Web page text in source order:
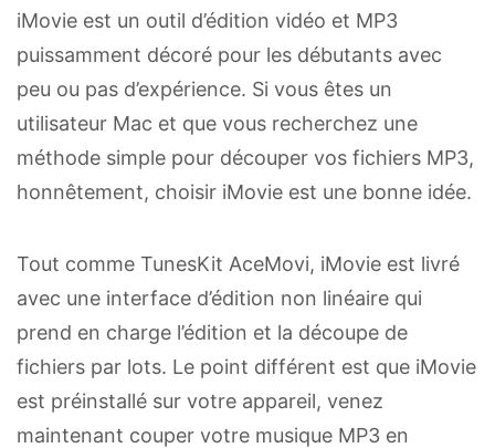
iMovie est un outil d’édition vidéo et MP3
puissamment décoré pour les débutants avec
peu ou pas d’expérience. Si vous êtes un
utilisateur Mac et que vous recherchez une
méthode simple pour découper vos fichiers MP3,
honnêtement, choisir iMovie est une bonne idée.
Tout comme TunesKit AceMovi, iMovie est livré
avec une interface d’édition non linéaire qui
prend en charge l’édition et la découpe de
fichiers par lots. Le point différent est que iMovie
est préinstallé sur votre appareil, venez
maintenant couper votre musique MP3 en